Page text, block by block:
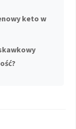
keto w